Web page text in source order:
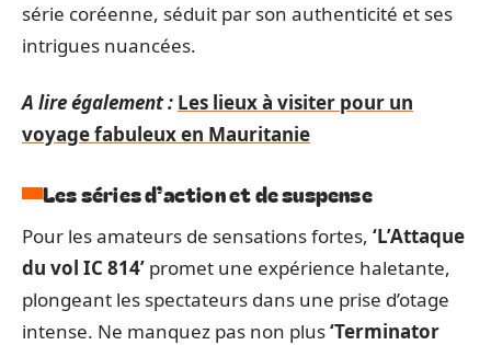
série coréenne, séduit par son authenticité et ses
intrigues nuancées.
A lire également : Les lieux à visiter pour un
voyage fabuleux en Mauritanie
Les séries d’action et de suspense
Pour les amateurs de sensations fortes, ‘L’Attaque
du vol IC 814’ promet une expérience haletante,
plongeant les spectateurs dans une prise d’otage
intense. Ne manquez pas non plus‘Terminator